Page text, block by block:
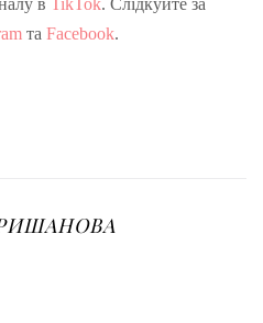
в TikTok. Слідкуйте за
та Facebook.